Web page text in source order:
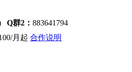
Q群2： 883641794
月起 合作说明